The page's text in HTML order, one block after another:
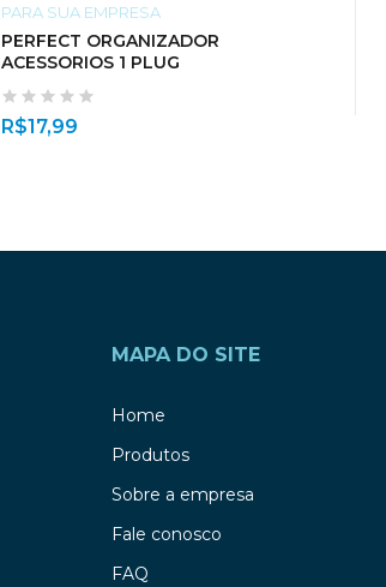
PARA SUA EMPRESA
PERFECT ORGANIZADOR
ACESSORIOS 1 PLUG
R$17,99
MAPA DO SITE
Home
Produtos
Sobre a empresa
Fale conosco
FAQ